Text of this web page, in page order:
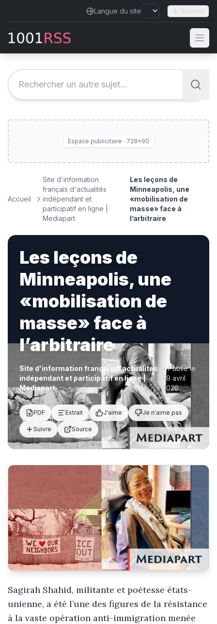
Langue du site Sources
Espace publicitaire · 728×90
Accueil
Site d'information
français d'actualités
indépendant et
participatif en ligne |
Mediapart
Les leçons de
Minneapolis, une
«mobilisation de
masse» face à
l’arbitraire
Les leçons de
Minneapolis, une
«mobilisation de
masse» face à
l’arbitraire
Site d'information français d'actualités
indépendant et participatif en ligne |
Mediapart
• Publié le
29 avril
2026
PDF Extrait J'aime Je n'aime pas
Suivre Source
Sagirah Shahid, militante et poétesse états-
unienne, a été l’une des figures de la résistance
à la vaste opération anti-immigration menée